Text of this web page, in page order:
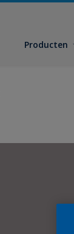
Producten